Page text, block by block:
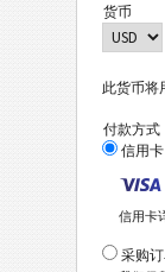
货币
此货币将
付款方式
信用卡
信用卡
采购